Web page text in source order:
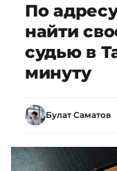
По
найти
судью в
минуту
Булат Саматов